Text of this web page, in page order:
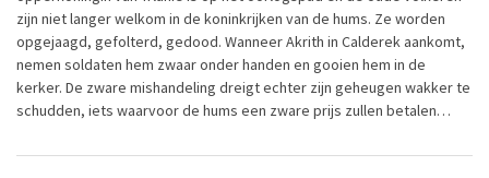
zijn niet langer welkom in de koninkrijken van de hums. Ze worden
opgejaagd, gefolterd, gedood. Wanneer Akrith in Calderek aankomt,
nemen soldaten hem zwaar onder handen en gooien hem in de
kerker. De zware mishandeling dreigt echter zijn geheugen wakker te
schudden, iets waarvoor de hums een zware prijs zullen betalen…